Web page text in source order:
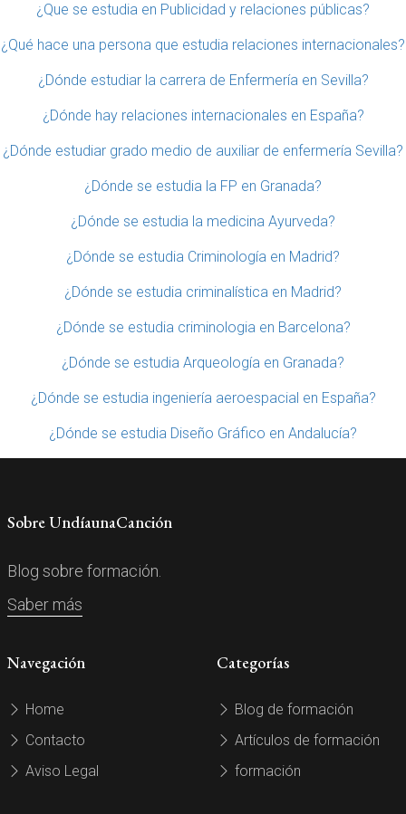
¿Que se estudia en Publicidad y relaciones públicas?
¿Qué hace una persona que estudia relaciones internacionales?
¿Dónde estudiar la carrera de Enfermería en Sevilla?
¿Dónde hay relaciones internacionales en España?
¿Dónde estudiar grado medio de auxiliar de enfermería Sevilla?
¿Dónde se estudia la FP en Granada?
¿Dónde se estudia la medicina Ayurveda?
¿Dónde se estudia Criminología en Madrid?
¿Dónde se estudia criminalística en Madrid?
¿Dónde se estudia criminologia en Barcelona?
¿Dónde se estudia Arqueología en Granada?
¿Dónde se estudia ingeniería aeroespacial en España?
¿Dónde se estudia Diseño Gráfico en Andalucía?
Sobre UndíaunaCanción
Blog sobre formación.
Saber más
Navegación
Home
Contacto
Aviso Legal
Categorías
Blog de formación
Artículos de formación
formación